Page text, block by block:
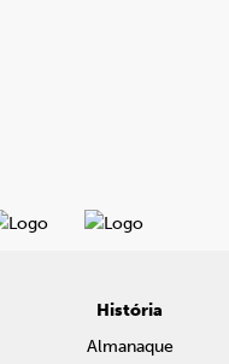
História
Almanaque